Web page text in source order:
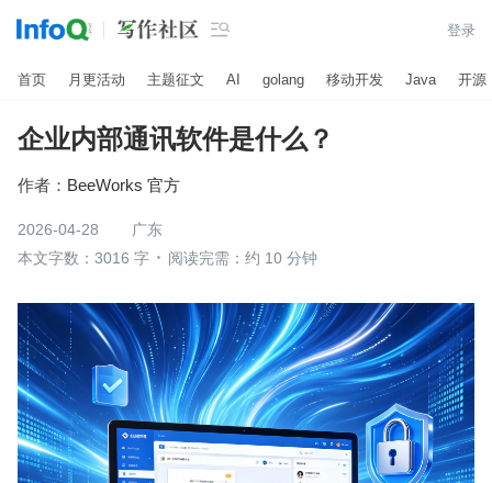
 登录
首页 月更活动 主题征文 AI golang 移动开发 Java 开源
企业内部通讯软件是什么？
作者： BeeWorks 官方
2026-04-28
广东
本文字数：3016 字
阅读完需：约 10 分钟